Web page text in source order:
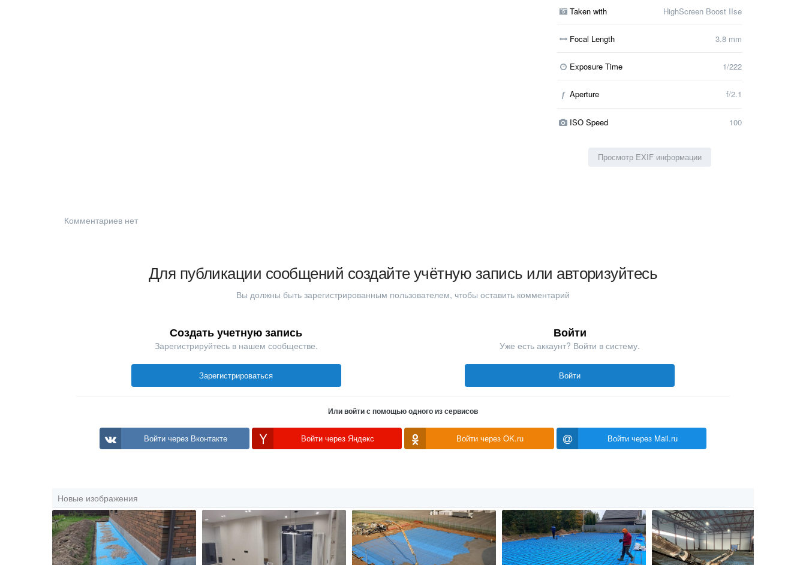
Taken with HighScreen Boost IIse
Focal Length 3.8 mm
Exposure Time 1/222
f Aperture f/2.1
ISO Speed 100
Просмотр EXIF информации
Комментариев нет
Для публикации сообщений создайте учётную запись или авторизуйтесь
Вы должны быть зарегистрированным пользователем, чтобы оставить комментарий
Создать учетную запись
Зарегистрируйтесь в нашем сообществе.
Зарегистрироваться
Войти
Уже есть аккаунт? Войти в систему.
Войти
Или войти с помощью одного из сервисов
Войти через Вконтакте Войти через Яндекс Войти через OK.ru Войти через Mail.ru
Новые изображения